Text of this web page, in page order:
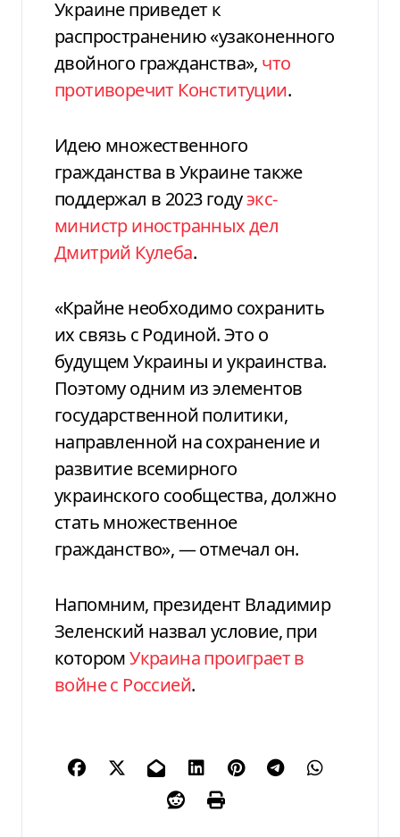
Украине приведет к
распространению «узаконенного
двойного гражданства», что
противоречит Конституции.
Идею множественного
гражданства в Украине также
поддержал в 2023 годуэкс-
министр иностранных дел
Дмитрий Кулеба.
«Крайне необходимо сохранить
их связь с Родиной. Это о
будущем Украины и украинства.
Поэтому одним из элементов
государственной политики,
направленной на сохранение и
развитие всемирного
украинского сообщества, должно
стать множественное
гражданство», — отмечал он.
Напомним, президент Владимир
Зеленский назвал условие, при
которомУкраина проиграет в
войне с Россией.